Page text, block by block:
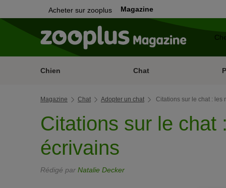
Acheter sur zooplus Magazine
Chien Chat
Magazine Chat Adopter un chat Citations sur le chat : les
Citations sur le chat
écrivains
Rédigé par Natalie Decker